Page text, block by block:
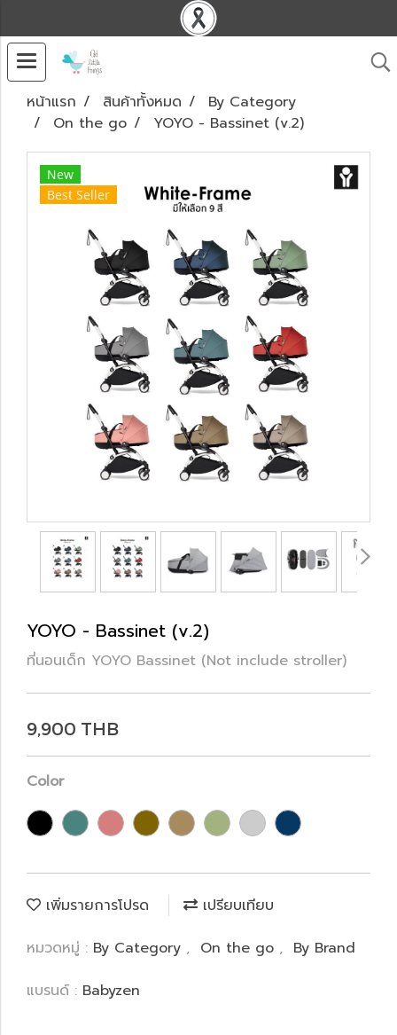
หน้าแรก สินค้าทั้งหมด
By Category
On the go
YOYO - Bassinet (v.2)
New
Best Seller
YOYO - Bassinet (v.2)
ที่นอนเด็ก YOYO Bassinet (Not include stroller)
9,900 THB
Color
เพิ่มรายการโปรด
เปรียบเทียบ
หมวดหมู่ : By Category , On the go , By Brand
แบรนด์ : Babyzen